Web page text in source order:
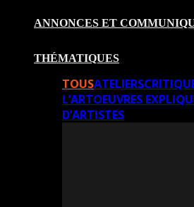
ANNONCES ET
THÉMATIQUES
TOUSATELIERS
L’ARTOEUVRES
D’ARTISTES